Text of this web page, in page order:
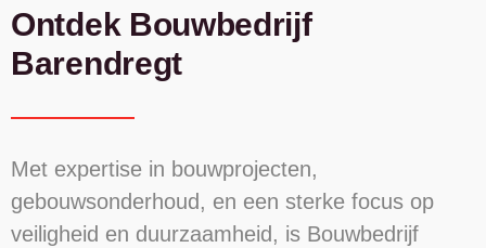
Ontdek Bouwbedrijf
Barendregt
Met expertise in bouwprojecten,
gebouwsonderhoud, en een sterke focus op
veiligheid en duurzaamheid, is Bouwbedrijf